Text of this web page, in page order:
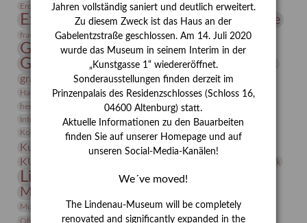
Erdmann Julius Dietrich
Erlebnisportal estrusker Exlibris
Expressionismus Festrede Florenz Fotografie
frauen Frauen in der Antike und heute
Gerhard-Altenbourg-Preis
Gerhard Altenbourg
Gerhard Kurt Müller
grafische sammlung griechische Mythologie
Hanns-Conon von der Gabelentz Heinrich Kirchhoff Heldinnen
herman de vries Humboldt
Insekten
Integriertes Schädlingsmanagement
Italien Jahresempfang
Jubiläum
Kolosseum
Kooperationsausstellung Korkmodelle Kunst
Kunstmuseum Kunstvermittlung Kunst von Kühl
KUNSTWAND Lehmbruck
Lindenau-Museum Marstall
Museumsgeschichte
Museumspädagogik Mäzen Napoleon Natur
Neue Remise
Objekt im Fokus
Paul Klee Peter Schnürpel Phelloplastik
Pohlhof
Jahren vollständig saniert und deutlich erweitert.
Zu diesem Zweck ist das Haus an der
Gabelentzstraße geschlossen. Am 14. Juli 2020
wurde das Museum in seinem Interim in der
„Kunstgasse 1“ wiedereröffnet.
Sonderausstellungen finden derzeit im
Prinzenpalais des Residenzschlosses (Schloss 16,
04600 Altenburg) statt.
Aktuelle Informationen zu den Bauarbeiten
finden Sie auf unserer Homepage und auf
unseren Social-Media-Kanälen!
We´ve moved!
The Lindenau-Museum will be completely
renovated and significantly expanded in the